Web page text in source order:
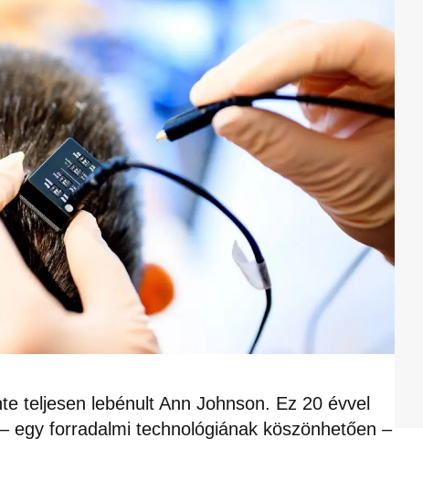
teljesen lebénult Ann Johnson. Ez 20 évvel
egy forradalmi technológiának köszönhetően –